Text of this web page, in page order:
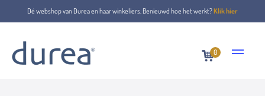
Dé webshop van Durea en haar winkeliers. Benieuwd hoe het werkt?Klik hier
0
Home Lace-up boots